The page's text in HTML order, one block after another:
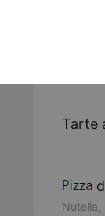
Tarte
Nutella,